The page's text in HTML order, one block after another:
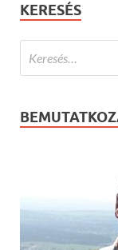
KERESÉS